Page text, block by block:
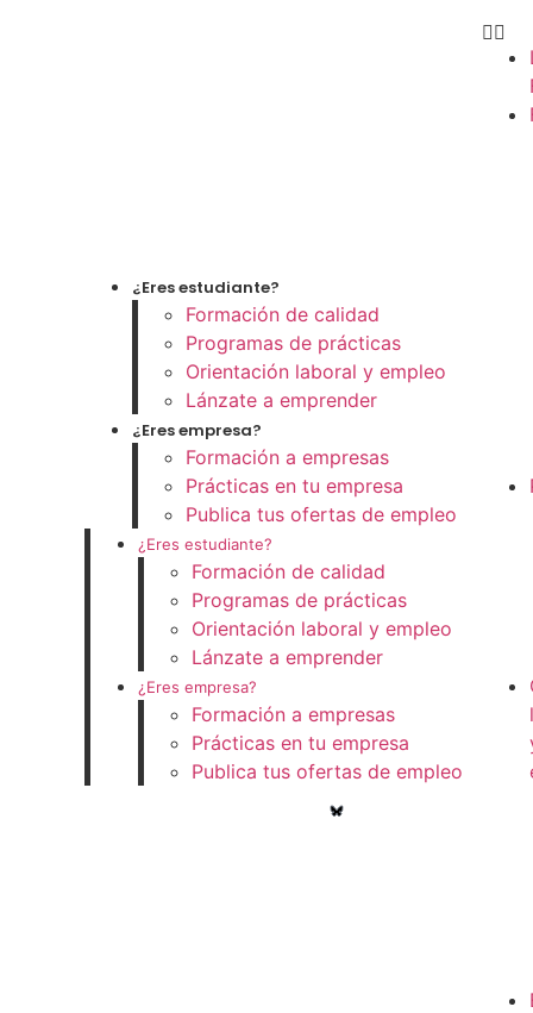
¿Eres estudiante?
Formación de calidad
Programas de prácticas
Orientación laboral y empleo
Lánzate a emprender
¿Eres empresa?
Formación a empresas
Prácticas en tu empresa
Publica tus ofertas de empleo
¿Eres estudiante?
Formación de calidad
Programas de prácticas
Orientación laboral y empleo
Lánzate a emprender
¿Eres empresa?
Formación a empresas
Prácticas en tu empresa
Publica tus ofertas de empleo